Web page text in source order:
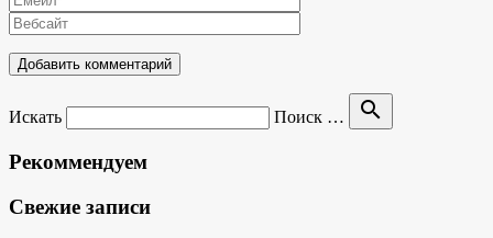
Искать Поиск … search
Рекоммендуем
Свежие записи